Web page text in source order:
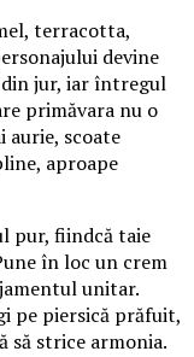
terracotta,
devine
jur, iar întregul
primăvara nu o
aurie, scoate
aproape
pur, fiindcă taie
în loc un crem
unitar.
pe piersică prăfuit,
să strice armonia.